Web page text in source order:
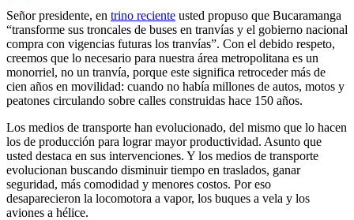
Link
Compartir
Señor presidente, en trino reciente usted propuso que Bucaramanga
“transforme sus troncales de buses en tranvías y el gobierno nacional
compra con vigencias futuras los tranvías”. Con el debido respeto,
creemos que lo necesario para nuestra área metropolitana es un
monorriel, no un tranvía, porque este significa retroceder más de
cien años en movilidad: cuando no había millones de autos, motos y
peatones circulando sobre calles construidas hace 150 años.
Los medios de transporte han evolucionado, del mismo que lo hacen
los de producción para lograr mayor productividad. Asunto que
usted destaca en sus intervenciones. Y los medios de transporte
evolucionan buscando disminuir tiempo en traslados, ganar
seguridad, más comodidad y menores costos. Por eso
desaparecieron la locomotora a vapor, los buques a vela y los
aviones a hélice.